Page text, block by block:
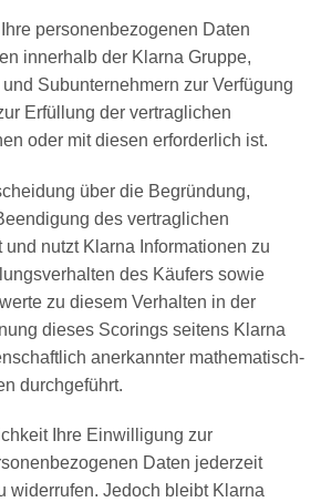
personenbezogenen Daten
innerhalb der Klarna Gruppe,
Subunternehmern zur Verfügung
Erfüllung der vertraglichen
oder mit diesen erforderlich ist.
über die Begründung,
des vertraglichen
nutzt Klarna Informationen zu
des Käufers sowie
zu diesem Verhalten in der
dieses Scorings seitens Klarna
anerkannter mathematisch-
durchgeführt.
Ihre Einwilligung zur
Daten jederzeit
widerrufen. Jedoch bleibt Klarna